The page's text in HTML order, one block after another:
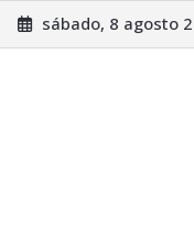
Saltar
al
sábado, 8 agosto